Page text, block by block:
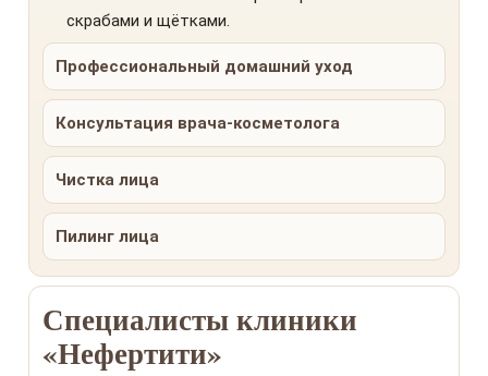
скрабами и щётками.
Профессиональный домашний уход
Консультация врача-косметолога
Чистка лица
Пилинг лица
Специалисты клиники
«Нефертити»